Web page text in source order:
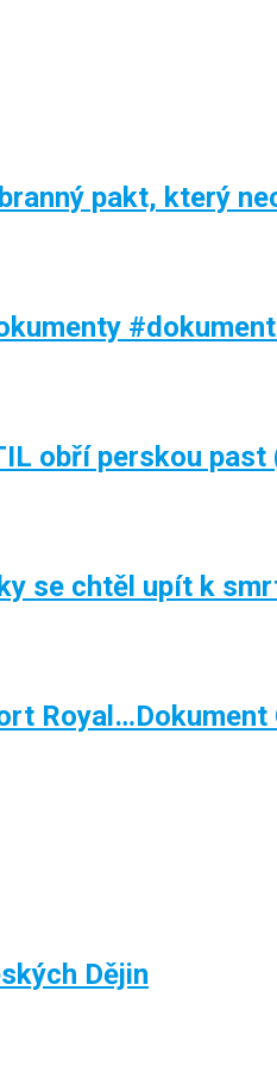
pakt, který
obří perskou past
se chtěl upít k
Royal…Dokument
Dějin